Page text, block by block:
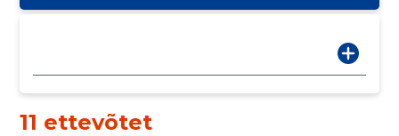
11 ettevõtet